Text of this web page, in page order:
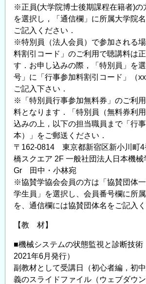
※正員(大学院博士後期課程在籍者)の
を選択し，「通信欄」に所属大学院
ご記入ください．
※特別員（法人会員）で参加される
料割引コード」のご利用で聴講料は
す．お申し込みの際，「特別員」を
号」に「行事参加料割引コード」（
ご記入下さい．
※「特別員行事参加無料券」のご利
料となります．「特別員（無料券利
込みの上，以下の担当職員まで「行
本）」をご郵送ください．
〒162-0814 東京都新宿区新小川町4
橋スクエア 2F 一般社団法人日本機械
Gr 田中・小林宛
※協賛学協会会員の方は「協賛団体
学生員」を選択し、会員番号欄に所
を、通信欄には協賛団体名をご記入く
【教 材】
■機械システムの状態監視と診断技
2021年6月発行）
副教材として受講日（初心者編，初
義のスライドファイル（ウェブダウン